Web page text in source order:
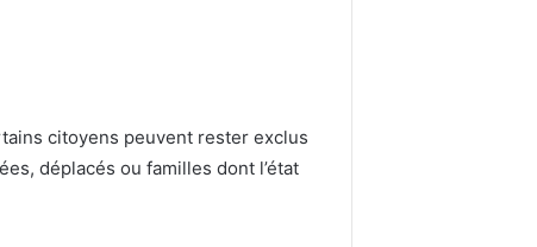
citoyens peuvent rester exclus
déplacés ou familles dont l’état